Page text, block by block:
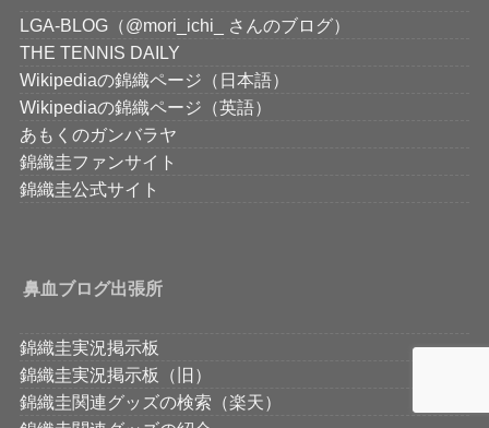
LGA-BLOG（@mori_ichi_ さんのブログ）
THE TENNIS DAILY
Wikipediaの錦織ページ（日本語）
Wikipediaの錦織ページ（英語）
あもくのガンバラヤ
錦織圭ファンサイト
錦織圭公式サイト
鼻血ブログ出張所
錦織圭実況掲示板
錦織圭実況掲示板（旧）
錦織圭関連グッズの検索（楽天）